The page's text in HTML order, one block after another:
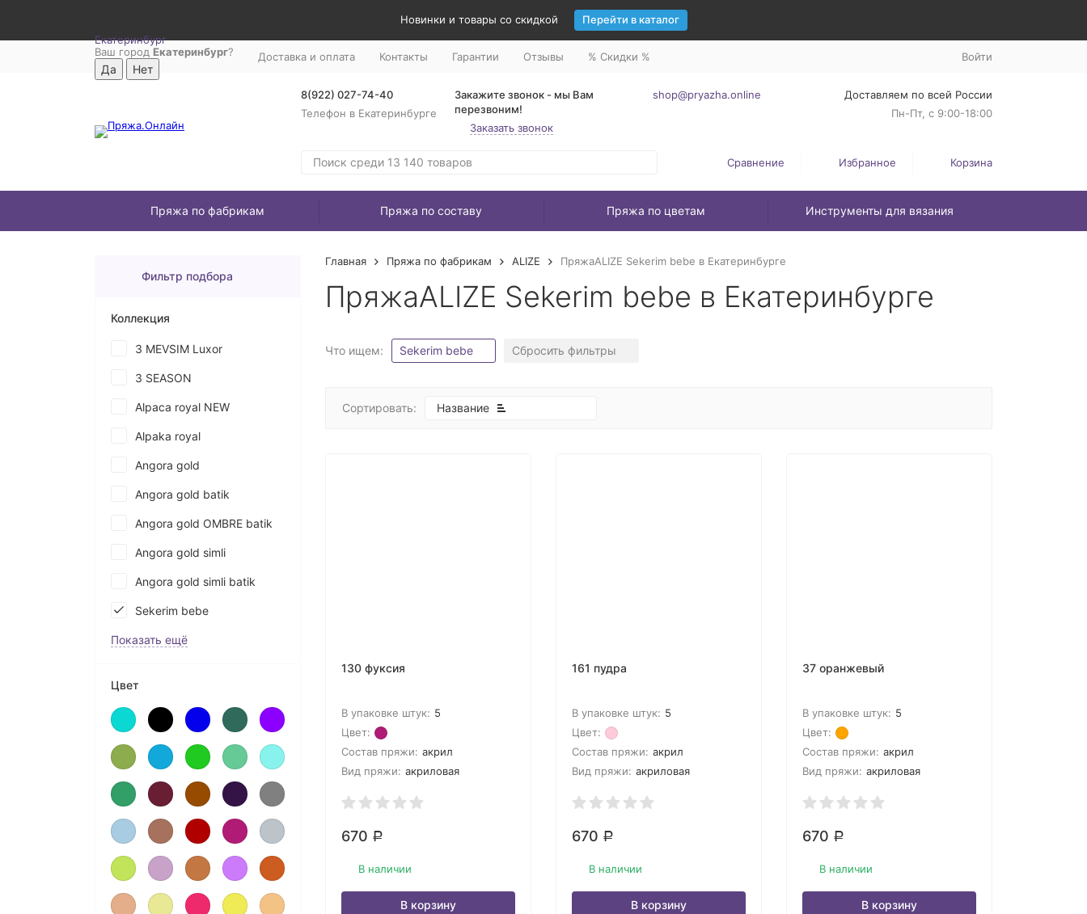
Новинки и товары со скидкой
Перейти в каталог
Екатеринбург
Ваш город Екатеринбург? Доставка и оплата Контакты Гарантии Отзывы % Скидки % Войти
8(922) 027-74-40
Телефон в Екатеринбурге
Закажите звонок - мы Вам
перезвоним!
Заказать звонок
shop@pryazha.online
Доставляем по всей России
Пн-Пт, с 9:00-18:00
Сравнение Избранное Корзина
Пряжа по фабрикам Пряжа по составу Пряжа по цветам Инструменты для вязания
Главная Пряжа по фабрикам ALIZE ПряжаALIZE Sekerim bebe в Екатеринбурге
ПряжаALIZE Sekerim bebe в Екатеринбурге
Что ищем: Sekerim bebe Сбросить фильтры
Сортировать: Название
130 фуксия
В упаковке штук: 5
Цвет:
Состав пряжи: акрил
Вид пряжи: акриловая
670 Р
В наличии
В корзину
161 пудра
В упаковке штук: 5
Цвет:
Состав пряжи: акрил
Вид пряжи: акриловая
670 Р
В наличии
В корзину
37 оранжевый
В упаковке штук: 5
Цвет:
Состав пряжи: акрил
Вид пряжи: акриловая
670 Р
В наличии
В корзину
Фильтр подбора
Коллекция
3 MEVSIM Luxor
3 SEASON
Alpaca royal NEW
Alpaka royal
Angora gold
Angora gold batik
Angora gold OMBRE batik
Angora gold simli
Angora gold simli batik
Sekerim bebe
Показать ещё
Цвет